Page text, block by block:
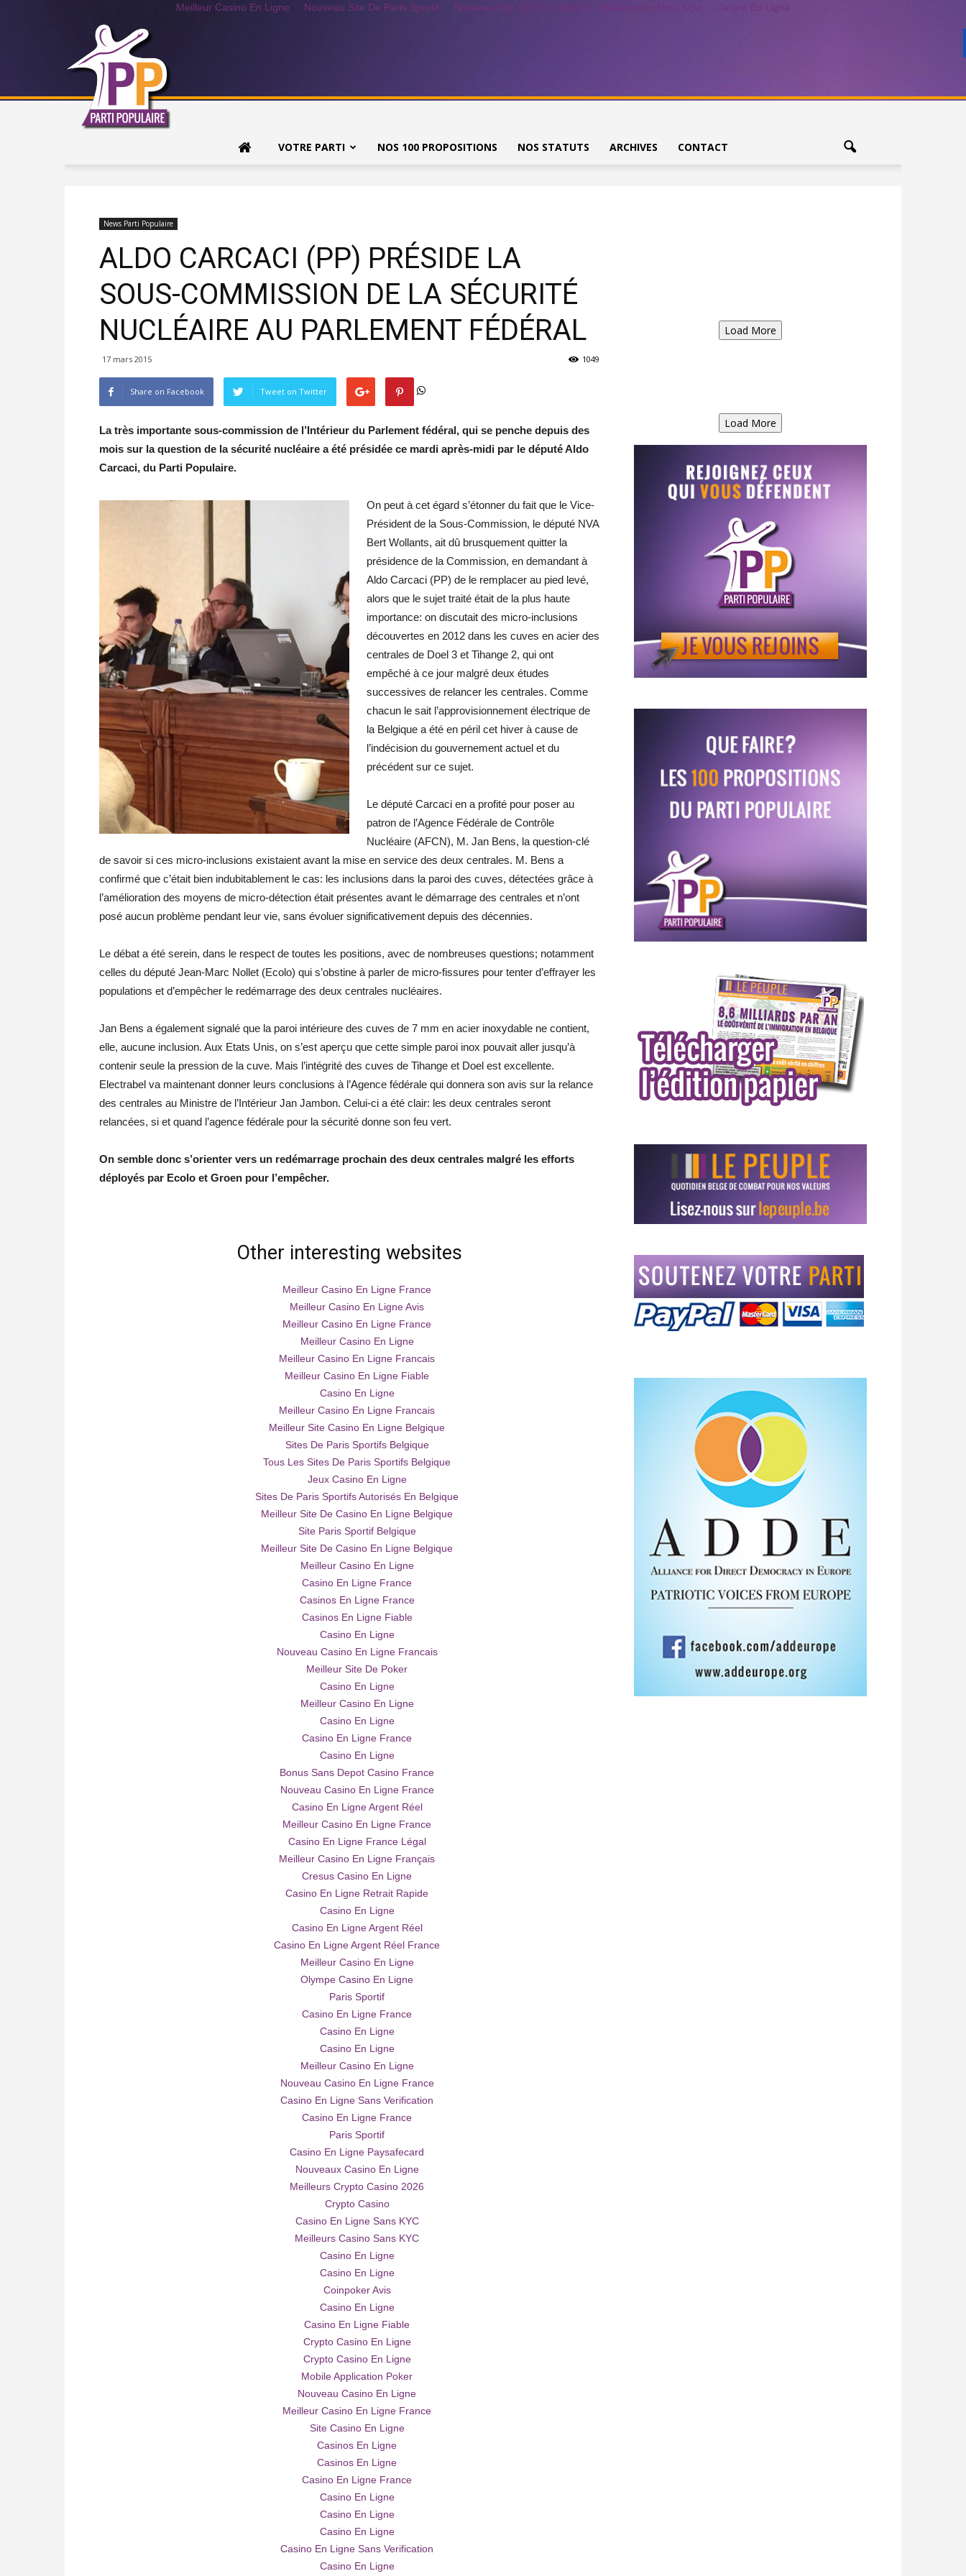
Meilleur Casino En Ligne Nouveau Site De Paris Sportif Nouveau Site De Paris Sportif Bookmaker Hors Arjel
VOTRE PARTI NOS 100 PROPOSITIONS NOS STATUTS ARCHIVES CONTACT
News Parti Populaire
ALDO CARCACI (PP) PRÉSIDE LA
SOUS-COMMISSION DE LA SÉCURITÉ
NUCLÉAIRE AU PARLEMENT FÉDÉRAL
17 mars 2015 1049
Share on Facebook Tweet on Twitter
La très importante sous-commission de l’Intérieur du Parlement fédéral, qui se penche depuis des
mois sur la question de la sécurité nucléaire a été présidée ce mardi après-midi par le député Aldo
Carcaci, du Parti Populaire.
On peut à cet égard s’étonner du fait que le Vice-
Président de la Sous-Commission, le député NVA
Bert Wollants, ait dû brusquement quitter la
présidence de la Commission, en demandant à
Aldo Carcaci (PP) de le remplacer au pied levé,
alors que le sujet traité était de la plus haute
importance: on discutait des micro-inclusions
découvertes en 2012 dans les cuves en acier des
centrales de Doel 3 et Tihange 2, qui ont
empêché à ce jour malgré deux études
successives de relancer les centrales. Comme
chacun le sait l’approvisionnement électrique de
la Belgique a été en péril cet hiver à cause de
l’indécision du gouvernement actuel et du
précédent sur ce sujet.
Le député Carcaci en a profité pour poser au
patron de l’Agence Fédérale de Contrôle
Nucléaire (AFCN), M. Jan Bens, la question-clé
de savoir si ces micro-inclusions existaient avant la mise en service des deux centrales. M. Bens a
confirmé que c’était bien indubitablement le cas: les inclusions dans la paroi des cuves, détectées grâce à
l’amélioration des moyens de micro-détection était présentes avant le démarrage des centrales et n’ont
posé aucun problème pendant leur vie, sans évoluer significativement depuis des décennies.
Le débat a été serein, dans le respect de toutes les positions, avec de nombreuses questions; notamment
celles du député Jean-Marc Nollet (Ecolo) qui s’obstine à parler de micro-fissures pour tenter d’effrayer les
populations et d’empêcher le redémarrage des deux centrales nucléaires.
Jan Bens a également signalé que la paroi intérieure des cuves de 7 mm en acier inoxydable ne contient,
elle, aucune inclusion. Aux Etats Unis, on s’est aperçu que cette simple paroi inox pouvait aller jusqu’à
contenir seule la pression de la cuve. Mais l’intégrité des cuves de Tihange et Doel est excellente.
Electrabel va maintenant donner leurs conclusions à l’Agence fédérale qui donnera son avis sur la relance
des centrales au Ministre de l’Intérieur Jan Jambon. Celui-ci a été clair: les deux centrales seront
relancées, si et quand l’agence fédérale pour la sécurité donne son feu vert.
On semble donc s’orienter vers un redémarrage prochain des deux centrales malgré les efforts
déployés par Ecolo et Groen pour l’empêcher.
Other interesting websites
Meilleur Casino En Ligne France
Meilleur Casino En Ligne Avis
Meilleur Casino En Ligne France
Meilleur Casino En Ligne
Meilleur Casino En Ligne Francais
Meilleur Casino En Ligne Fiable
Casino En Ligne
Meilleur Casino En Ligne Francais
Meilleur Site Casino En Ligne Belgique
Sites De Paris Sportifs Belgique
Tous Les Sites De Paris Sportifs Belgique
Jeux Casino En Ligne
Sites De Paris Sportifs Autorisés En Belgique
Meilleur Site De Casino En Ligne Belgique
Site Paris Sportif Belgique
Meilleur Site De Casino En Ligne Belgique
Meilleur Casino En Ligne
Casino En Ligne France
Casinos En Ligne France
Casinos En Ligne Fiable
Casino En Ligne
Nouveau Casino En Ligne Francais
Meilleur Site De Poker
Casino En Ligne
Meilleur Casino En Ligne
Casino En Ligne
Casino En Ligne France
Casino En Ligne
Bonus Sans Depot Casino France
Nouveau Casino En Ligne France
Casino En Ligne Argent Réel
Meilleur Casino En Ligne France
Casino En Ligne France Légal
Meilleur Casino En Ligne Français
Cresus Casino En Ligne
Casino En Ligne Retrait Rapide
Casino En Ligne
Casino En Ligne Argent Réel
Casino En Ligne Argent Réel France
Meilleur Casino En Ligne
Olympe Casino En Ligne
Paris Sportif
Casino En Ligne France
Casino En Ligne
Casino En Ligne
Meilleur Casino En Ligne
Nouveau Casino En Ligne France
Casino En Ligne Sans Verification
Casino En Ligne France
Paris Sportif
Casino En Ligne Paysafecard
Nouveaux Casino En Ligne
Meilleurs Crypto Casino 2026
Crypto Casino
Casino En Ligne Sans KYC
Meilleurs Casino Sans KYC
Casino En Ligne
Casino En Ligne
Coinpoker Avis
Casino En Ligne
Casino En Ligne Fiable
Crypto Casino En Ligne
Crypto Casino En Ligne
Mobile Application Poker
Nouveau Casino En Ligne
Meilleur Casino En Ligne France
Site Casino En Ligne
Casinos En Ligne
Casinos En Ligne
Casino En Ligne France
Casino En Ligne
Casino En Ligne
Casino En Ligne
Casino En Ligne Sans Verification
Casino En Ligne
Load More
Load More